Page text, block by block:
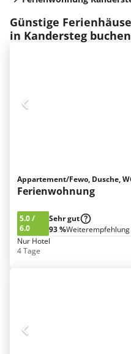
Günstige
in Kandersteg
Appartement/Fewo, Dusche,
Ferienwohnung
5.0/
6.0
Sehr gut
93 %Weiterempfehlung
Nur Hotel
4 Tage